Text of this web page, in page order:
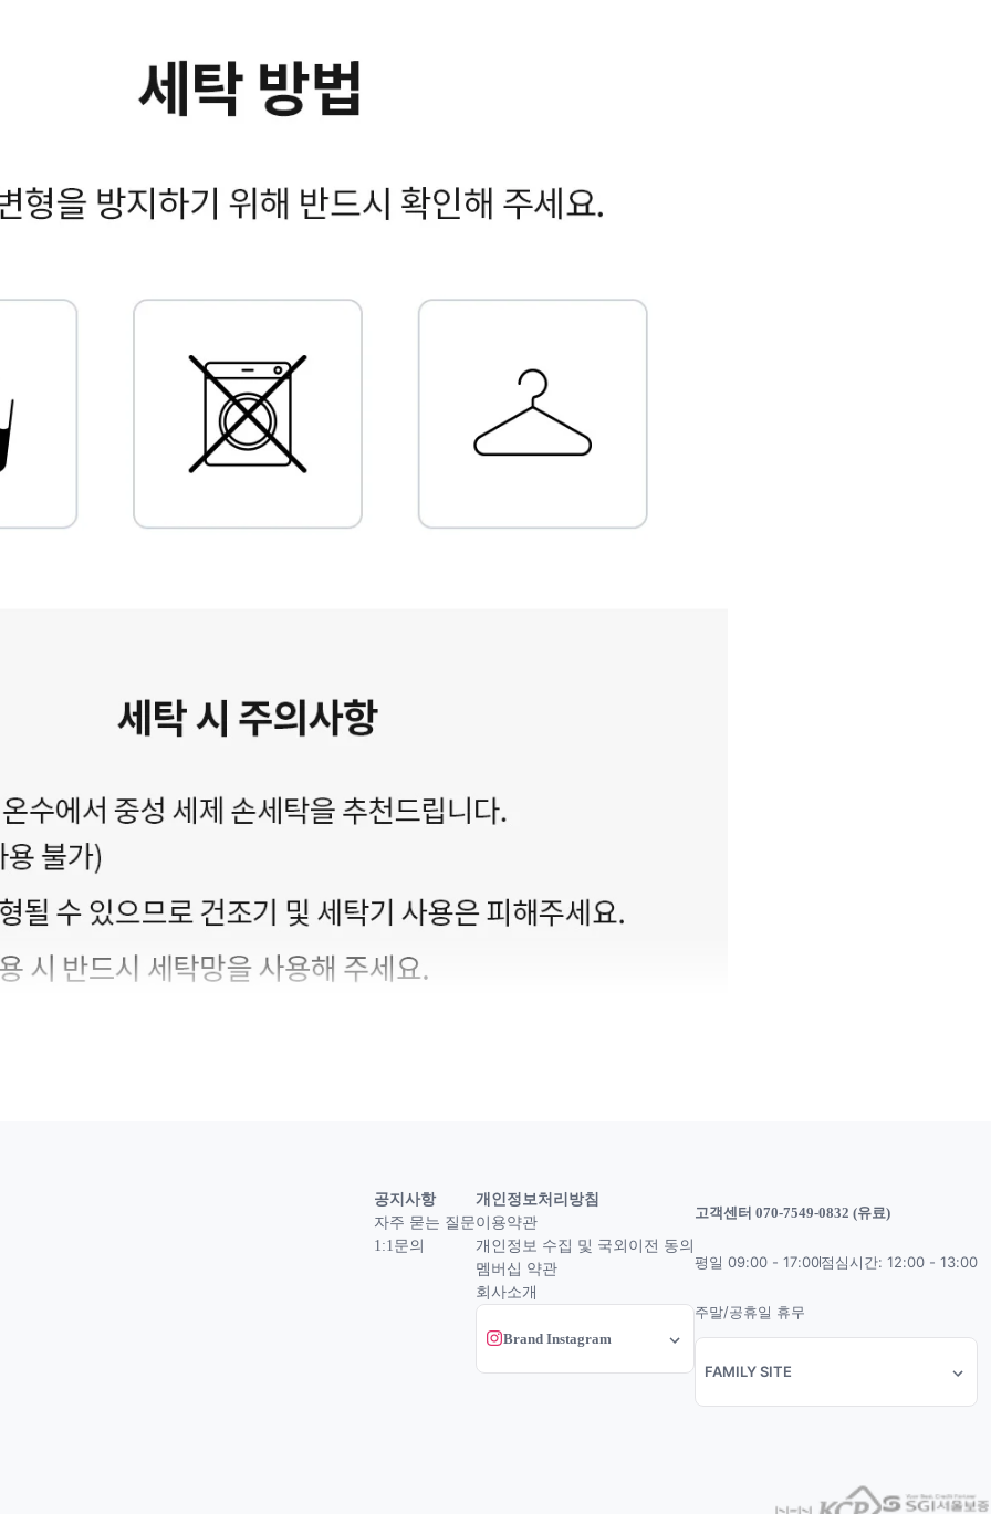
공지사항
자주 묻는 질문
1:1문의
개인정보처리방침
이용약관
개인정보 수집 및 국외이전 동의
멤버십 약관
회사소개
Brand Instagram
고객센터 070-7549-0832 (유료)
평일 09:00 - 17:00점심시간: 12:00 - 13:00
주말/공휴일 휴무
FAMILY SITE